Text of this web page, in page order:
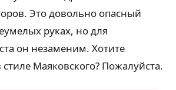
Это довольно опасный
руках, но для
он незаменим. Хотите
Маяковского? Пожалуйста.